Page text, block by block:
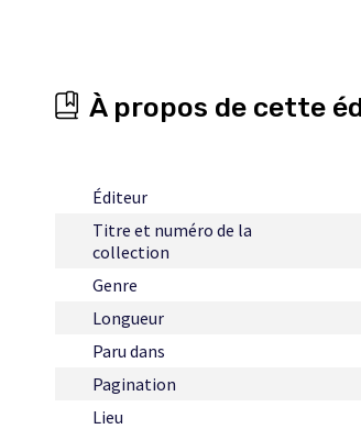
À propos de cette
Éditeur
Titre et numéro de la
collection
Genre
Longueur
Paru dans
Pagination
Lieu